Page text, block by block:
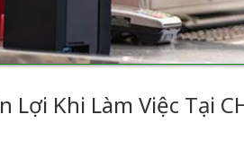
Lợi Khi Làm Việc Tại